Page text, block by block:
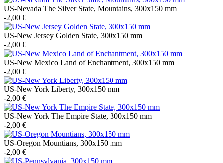
US-Nevada The Silver State, Mountains, 300x150 mm
-2,00 €
US-New Jersey Golden State, 300x150 mm
-2,00 €
US-New Mexico Land of Enchantment, 300x150 mm
-2,00 €
US-New York Liberty, 300x150 mm
-2,00 €
US-New York The Empire State, 300x150 mm
-2,00 €
US-Oregon Mountians, 300x150 mm
-2,00 €